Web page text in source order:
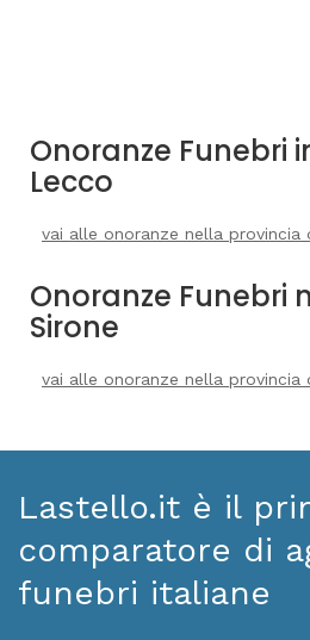
Onoranze Funebri
Lecco
vai alle onoranze nella provincia
Onoranze Funebri
Sirone
vai alle onoranze nella provincia
Lastello.it è il
comparatore di
funebri italiane